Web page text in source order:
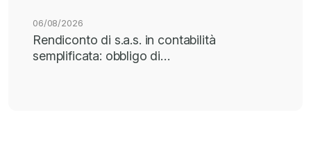
06/08/2026
Rendiconto di s.a.s. in contabilità
semplificata: obbligo di…